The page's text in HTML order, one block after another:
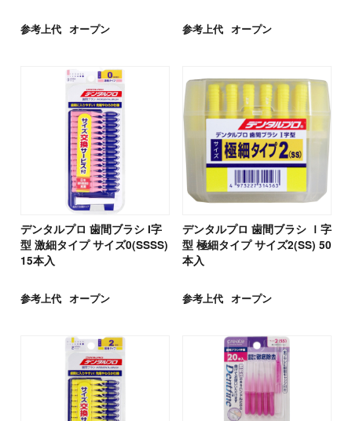
参考上代 オープン 参考上代 オープン
デンタルプロ 歯間ブラシ I字
型 激細タイプ サイズ0(SSSS)
15本入
参考上代 オープン
デンタルプロ 歯間ブラシ Ｉ字
型 極細タイプ サイズ2(SS) 50
本入
参考上代 オープン